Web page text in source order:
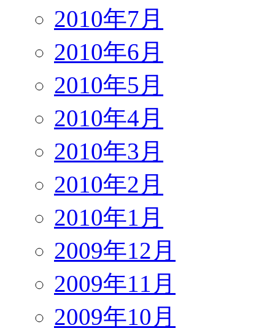
2010年7月
2010年6月
2010年5月
2010年4月
2010年3月
2010年2月
2010年1月
2009年12月
2009年11月
2009年10月